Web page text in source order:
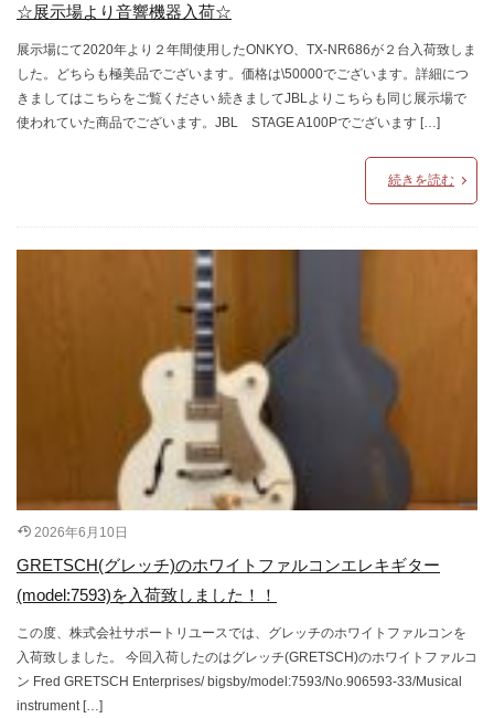
☆展示場より音響機器入荷☆
展示場にて2020年より２年間使用したONKYO、TX-NR686が２台入荷致しま
した。どちらも極美品でございます。価格は\50000でございます。詳細につ
きましてはこちらをご覧ください 続きましてJBLよりこちらも同じ展示場で
使われていた商品でございます。JBL STAGE A100Pでございます […]
続きを読む
2026年6月10日
GRETSCH(グレッチ)のホワイトファルコンエレキギター
(model:7593)を入荷致しました！！
この度、株式会社サポートリユースでは、グレッチのホワイトファルコンを
入荷致しました。 今回入荷したのはグレッチ(GRETSCH)のホワイトファルコ
ン Fred GRETSCH Enterprises/ bigsby/model:7593/No.906593-33/Musical
instrument […]